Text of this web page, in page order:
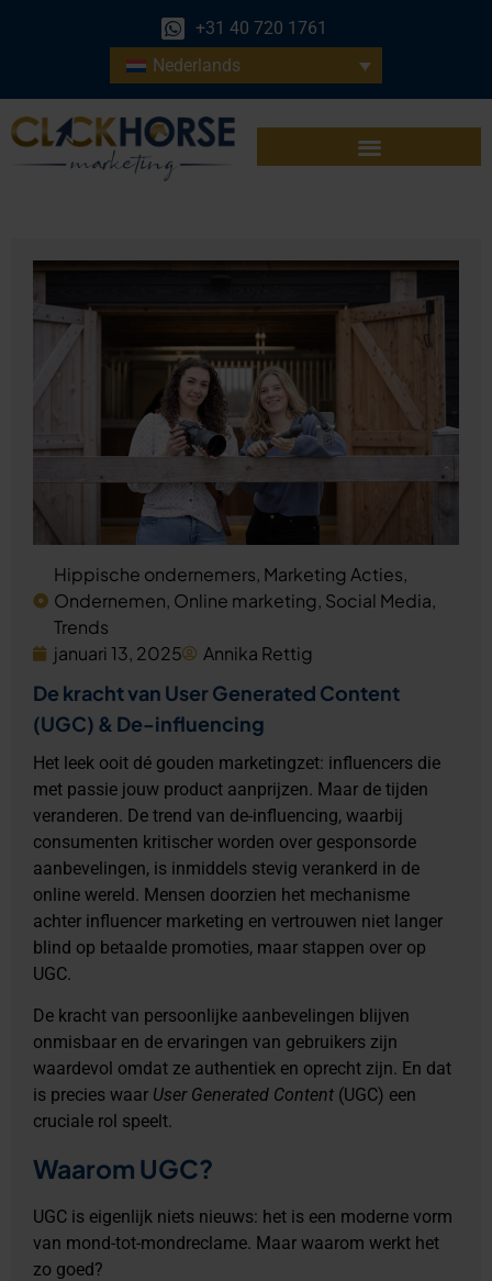
+31 40 720 1761
Nederlands
Hippische ondernemers, Marketing Acties,
Ondernemen, Online marketing, Social Media,
Trends
januari 13, 2025
Annika Rettig
De kracht van User Generated Content
(UGC) & De-influencing
Het leek ooit dé gouden marketingzet: influencers die
met passie jouw product aanprijzen. Maar de tijden
veranderen. De trend van de-influencing, waarbij
consumenten kritischer worden over gesponsorde
aanbevelingen, is inmiddels stevig verankerd in de
online wereld. Mensen doorzien het mechanisme
achter influencer marketing en vertrouwen niet langer
blind op betaalde promoties, maar stappen over op
UGC.
De kracht van persoonlijke aanbevelingen blijven
onmisbaar en de ervaringen van gebruikers zijn
waardevol omdat ze authentiek en oprecht zijn. En dat
is precies waar User Generated Content (UGC) een
cruciale rol speelt.
Waarom UGC?
UGC is eigenlijk niets nieuws: het is een moderne vorm
van mond-tot-mondreclame. Maar waarom werkt het
zo goed?